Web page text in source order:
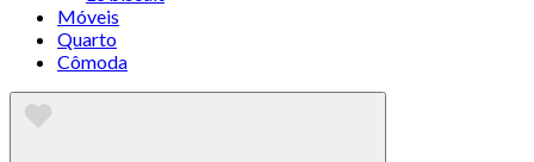
Móveis
Quarto
Cômoda